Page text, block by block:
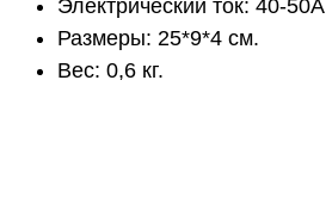
Электрический ток: 40-50А
Размеры: 25*9*4 см.
Вес: 0,6 кг.